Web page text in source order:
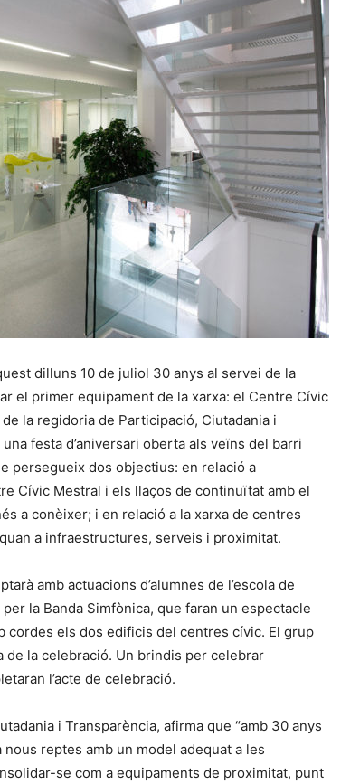
dilluns 10 de juliol 30 anys al servei de la
el primer equipament de la xarxa: el Centre Cívic
la regidoria de Participació, Ciutadania i
festa d’aniversari oberta als veïns del barri
persegueix dos objectius: en relació a
Cívic Mestral i els llaços de continuïtat amb el
a conèixer; i en relació a la xarxa de centres
a infraestructures, serveis i proximitat.
amb actuacions d’alumnes de l’escola de
la Banda Simfònica, que faran un espectacle
cordes els dos edificis del centres cívic. El grup
de la celebració. Un brindis per celebrar
l’acte de celebració.
i Transparència, afirma que “amb 30 anys
reptes amb un model adequat a les
se com a equipaments de proximitat, punt